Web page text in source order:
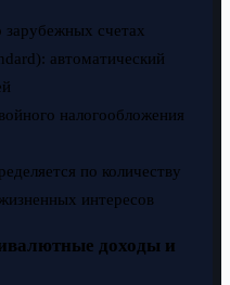
счетах
автоматический
налогообложения
по количеству
интересов
доходы и